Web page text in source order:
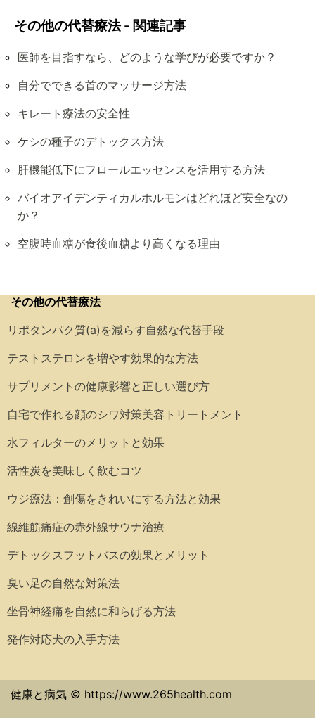
その他の代替療法 - 関連記事
医師を目指すなら、どのような学びが必要ですか？
自分でできる首のマッサージ方法
キレート療法の安全性
ケシの種子のデトックス方法
肝機能低下にフロールエッセンスを活用する方法
バイオアイデンティカルホルモンはどれほど安全なの
か？
空腹時血糖が食後血糖より高くなる理由
その他の代替療法
リポタンパク質(a)を減らす自然な代替手段
テストステロンを増やす効果的な方法
サプリメントの健康影響と正しい選び方
自宅で作れる顔のシワ対策美容トリートメント
水フィルターのメリットと効果
活性炭を美味しく飲むコツ
ウジ療法：創傷をきれいにする方法と効果
線維筋痛症の赤外線サウナ治療
デトックスフットバスの効果とメリット
臭い足の自然な対策法
坐骨神経痛を自然に和らげる方法
発作対応犬の入手方法
健康と病気 © https://www.265health.com